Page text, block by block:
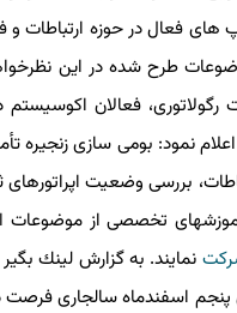
طرح شده در این نظرخواهی
رگولاتوری، فعالان
تخصصی از
نمایند. به گزارش لینك بگیر
اسفندماه سالجاری فرصت